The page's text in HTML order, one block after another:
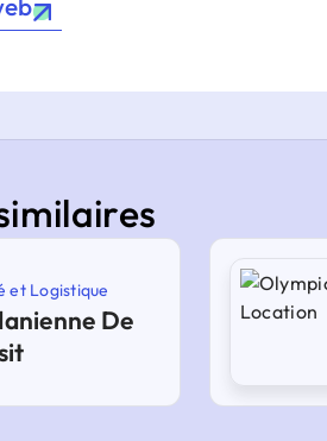
et Logistique
De